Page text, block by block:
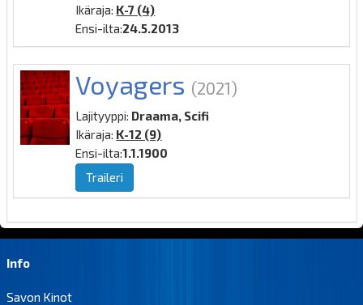
Ikäraja: K-7 (4)
Ensi-ilta:24.5.2013
Voyagers (2021)
Lajityyppi: Draama, Scifi
Ikäraja: K-12 (9)
Ensi-ilta:1.1.1900
Traileri
Info
Savon Kinot